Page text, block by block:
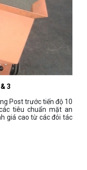
3
Post trước tiến độ 10
tiêu chuẩn mặt an
giá cao từ các đói tác